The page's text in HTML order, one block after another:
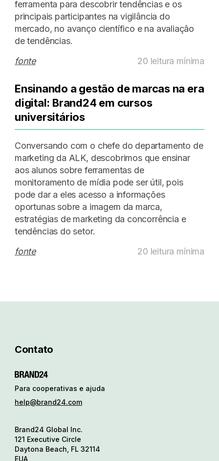
ferramenta para descobrir tendências e os
principais participantes na vigilância do
mercado, no avanço científico e na avaliação
de tendências.
fonte
20 leitura mínima
Ensinando a gestão de marcas na era
digital: Brand24 em cursos
universitários
Conversando com o chefe do departamento de
marketing da ALK, descobrimos que ensinar
aos alunos sobre ferramentas de
monitoramento de mídia pode ser útil, pois
pode dar a eles acesso a informações
oportunas sobre a imagem da marca,
estratégias de marketing da concorrência e
tendências do setor.
fonte
20 leitura mínima
Contato
Para cooperativas e ajuda
help@brand24.com
Brand24 Global Inc.
121 Executive Circle
Daytona Beach, FL 32114
EUA